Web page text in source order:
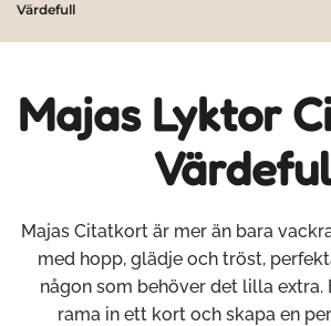
Värdefull
Majas Lyktor
Majas Citatkort är mer än bara
med hopp, glädje och tröst,
någon som behöver det lilla extra.
rama in ett kort och skapa en